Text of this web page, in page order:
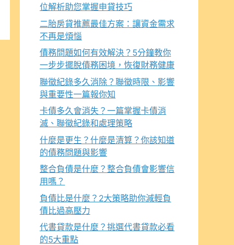
位解析助您掌握申貸技巧
二胎房貸推薦最佳方案：讓資金需求
不再是煩惱
債務問題如何有效解決？5分鐘教你
一步步擺脫債務困境，恢復財務健康
聯徵紀錄多久消除？聯徵時限、影響
與重要性一篇報你知
卡債多久會消失？一篇掌握卡債消
滅、聯徵紀錄和處理策略
什麼是更生？什麼是清算？你該知道
的債務問題與影響
整合負債是什麼？整合負債會影響信
用嗎？
負債比是什麼？2大策略助你減輕負
債比過高壓力
代書貸款是什麼？挑選代書貸款必看
的5大重點